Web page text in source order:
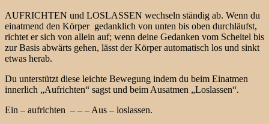
AUFRICHTEN und LOSLASSEN wechseln ständig ab. Wenn du
einatmend den Körper gedanklich von unten bis oben durchläufst,
richtet er sich von allein auf; wenn deine Gedanken vom Scheitel bis
zur Basis abwärts gehen, lässt der Körper automatisch los und sinkt
etwas herab.
Du unterstützt diese leichte Bewegung indem du beim Einatmen
innerlich „Aufrichten“ sagst und beim Ausatmen „Loslassen“.
Ein – aufrichten – – – Aus – loslassen.